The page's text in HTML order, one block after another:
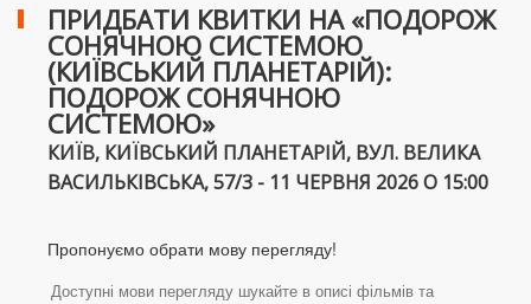
ПРИДБАТИ КВИТКИ НА «ПОДОРОЖ
СОНЯЧНОЮ СИСТЕМОЮ
(КИЇВСЬКИЙ ПЛАНЕТАРІЙ):
ПОДОРОЖ СОНЯЧНОЮ
СИСТЕМОЮ»
КИЇВ, КИЇВСЬКИЙ ПЛАНЕТАРІЙ, ВУЛ. ВЕЛИКА
ВАСИЛЬКІВСЬКА, 57/3 - 11 ЧЕРВНЯ 2026 О 15:00
Пропонуємо обрати мову перегляду!
Доступні мови перегляду шукайте в описі фільмів та